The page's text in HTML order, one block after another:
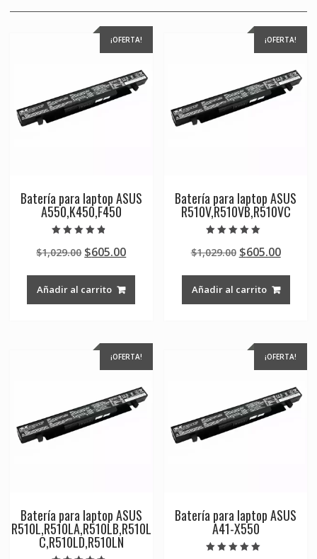
¡OFERTA!
Batería para laptop ASUS
A550,K450,F450
4.50
de 5
$1,029.00 Original
was:
$1,029.00.
$605.00Current
Añadir al carrito
¡OFERTA!
Batería para laptop ASUS
R510V,R510VB,R510VC
5.00
de 5
$1,029.00 Original
was:
$1,029.00.
$605.00
Añadir al carrito
¡OFERTA!
Batería para laptop ASUS
R510L,R510LA,R510LB,R510L
C,R510LD,R510LN
¡OFERTA!
Batería para laptop ASUS
A41-X550